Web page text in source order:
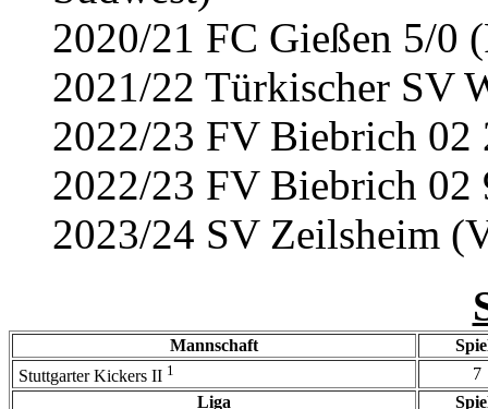
2020/21 FC Gießen 5/0
2021/22 Türkischer SV
2022/23 FV Biebrich 02
2022/23 FV Biebrich 02
2023/24 SV Zeilsheim
Mannschaft
Stuttgarter Kickers II 1
7
Liga